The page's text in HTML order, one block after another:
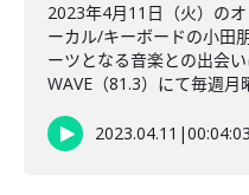
2023年4月11日（火）の
ーカル/キーボードの小田
ーツとなる音楽との出会
WAVE（81.3）にて毎週月
2023.04.11 |00:04:03